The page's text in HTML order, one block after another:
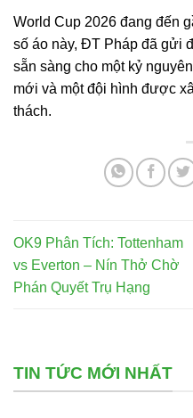
World Cup 2026 đang đến
số áo này, ĐT Pháp đã gửi
sẵn sàng cho một kỷ
mới và một đội hình được
thách.
OK9 Phân Tích: Tottenham
vs Everton – Nín Thở Chờ
Phán Quyết Trụ Hạng
TIN TỨC MỚI NHẤT